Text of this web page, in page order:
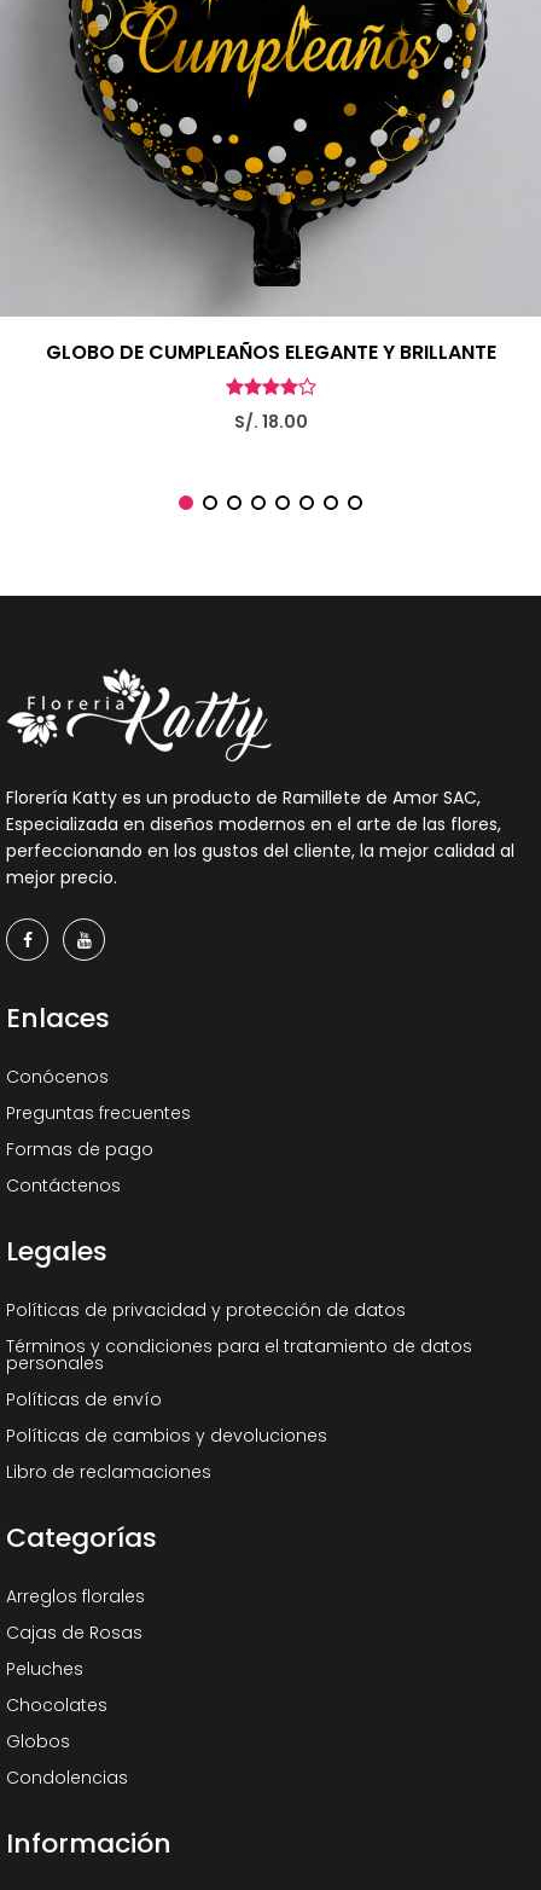
GLOBO DE CUMPLEAÑOS ELEGANTE Y BRILLANTE
S/. 18.00
Florería Katty es un producto de Ramillete de Amor SAC,
Especializada en diseños modernos en el arte de las flores,
perfeccionando en los gustos del cliente, la mejor calidad al
mejor precio.
Enlaces
Conócenos
Preguntas frecuentes
Formas de pago
Contáctenos
Legales
Políticas de privacidad y protección de datos
Términos y condiciones para el tratamiento de datos
personales
Políticas de envío
Políticas de cambios y devoluciones
Libro de reclamaciones
Categorías
Arreglos florales
Cajas de Rosas
Peluches
Chocolates
Globos
Condolencias
Información